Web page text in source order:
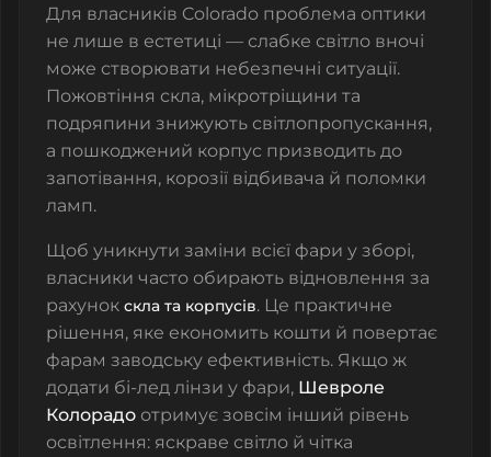
Для власників Colorado проблема оптики
не лише в естетиці — слабке світло вночі
може створювати небезпечні ситуації.
Пожовтіння скла, мікротріщини та
подряпини знижують світлопропускання,
а пошкоджений корпус призводить до
запотівання, корозії відбивача й поломки
ламп.
Щоб уникнути заміни всієї фари у зборі,
власники часто обирають відновлення за
рахунок скла та корпусів. Це практичне
рішення, яке економить кошти й повертає
фарам заводську ефективність. Якщо ж
додати бі-лед лінзи у фари, Шевроле
Колорадо отримує зовсім інший рівень
освітлення: яскраве світло й чітка